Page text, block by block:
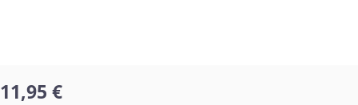
Regulärer Preis:
11,95 €